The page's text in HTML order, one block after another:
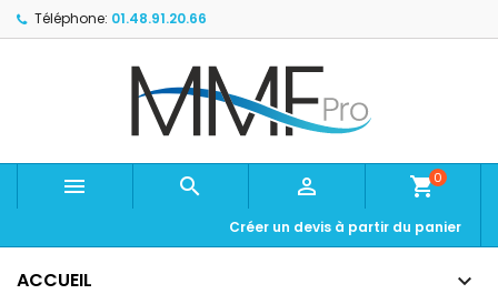
Téléphone: 01.48.91.20.66
   shopping_cart0
Créer un devis à partir du panier
ACCUEIL